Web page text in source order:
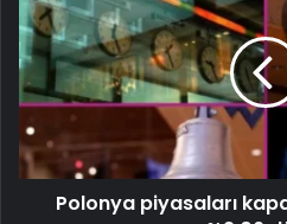
Polonya piyasaları